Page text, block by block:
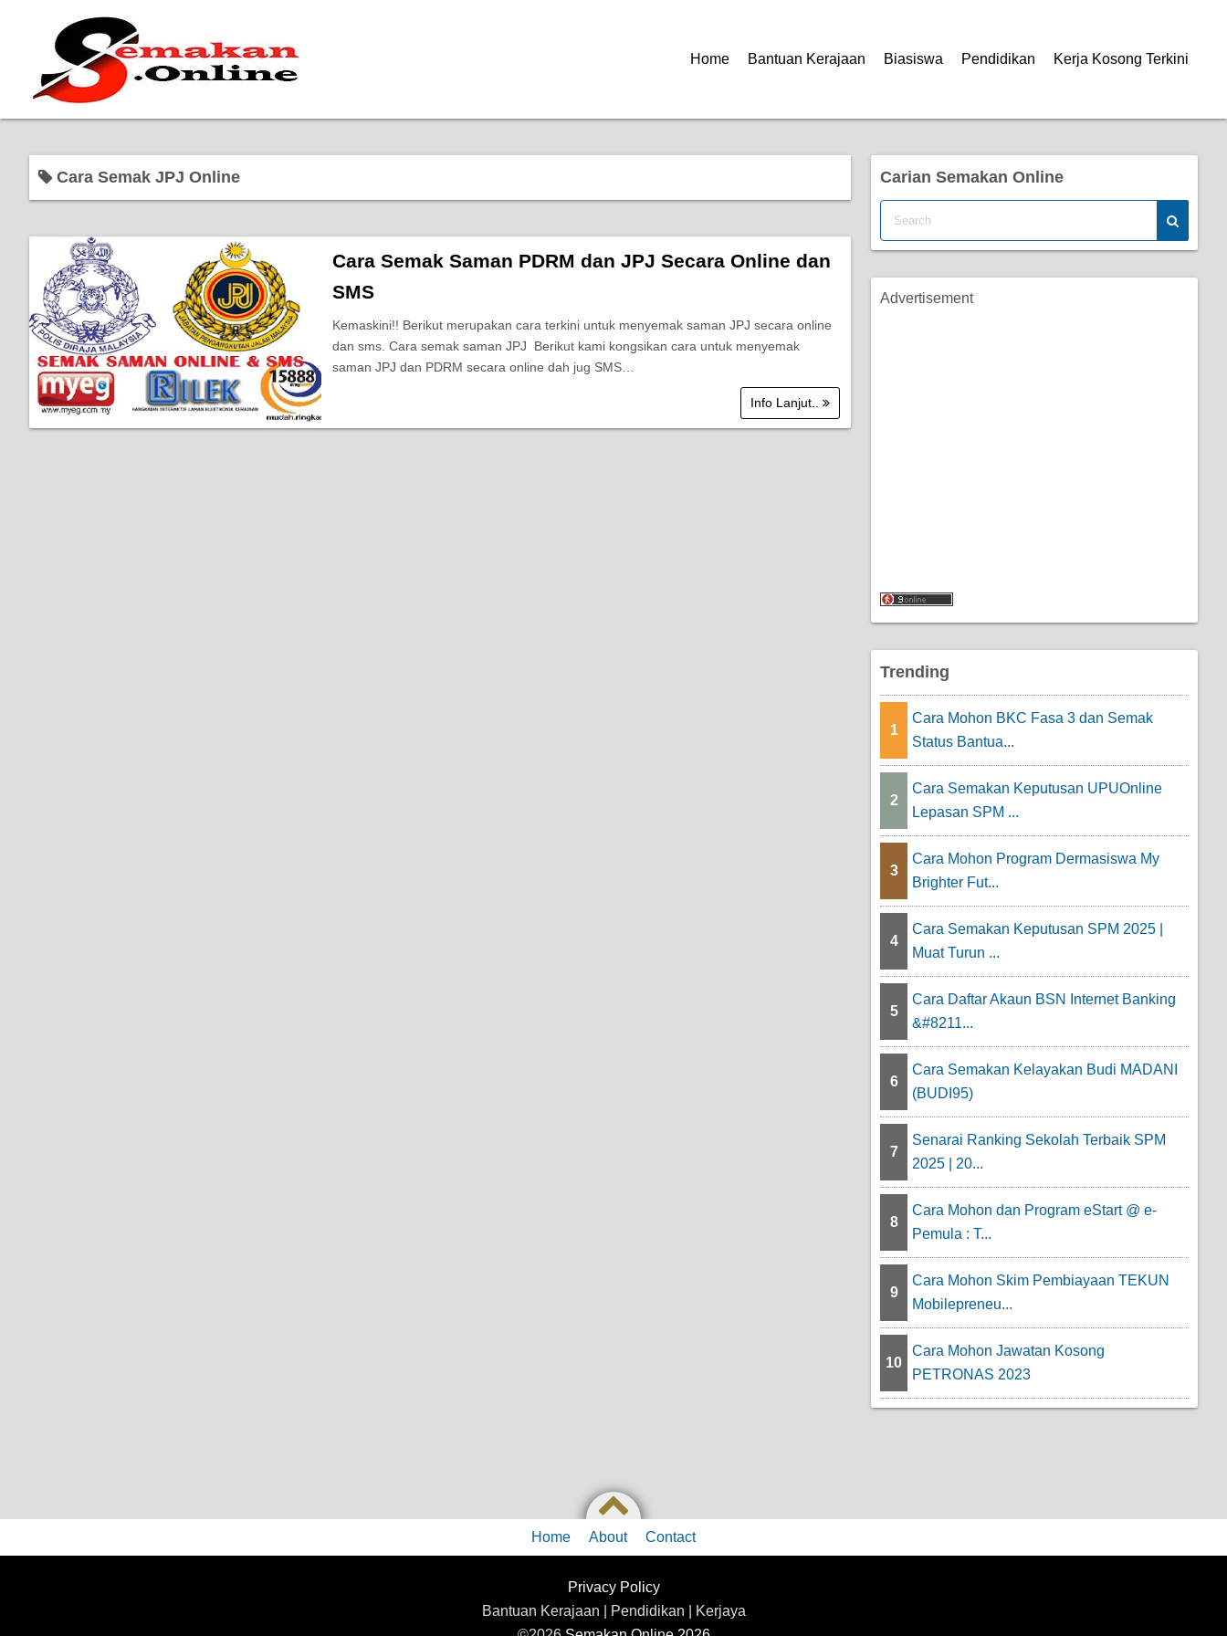
Home Bantuan Kerajaan Biasiswa Pendidikan Kerja Kosong Terkini
Cara Semak JPJ Online
Cara Semak Saman PDRM dan JPJ Secara Online dan
SMS
Kemaskini!! Berikut merupakan cara terkini untuk menyemak saman JPJ secara online
dan sms. Cara semak saman JPJ Berikut kami kongsikan cara untuk menyemak
saman JPJ dan PDRM secara online dah jug SMS…
Info Lanjut..
Carian Semakan Online
Advertisement
Trending
1
Cara Mohon BKC Fasa 3 dan Semak
Status Bantua...
2
Cara Semakan Keputusan UPUOnline
Lepasan SPM ...
3
Cara Mohon Program Dermasiswa My
Brighter Fut...
4
Cara Semakan Keputusan SPM 2025 |
Muat Turun ...
5
Cara Daftar Akaun BSN Internet Banking
&#8211...
6
Cara Semakan Kelayakan Budi MADANI
(BUDI95)
7
Senarai Ranking Sekolah Terbaik SPM
2025 | 20...
8
Cara Mohon dan Program eStart @ e-
Pemula : T...
9
Cara Mohon Skim Pembiayaan TEKUN
Mobilepreneu...
10
Cara Mohon Jawatan Kosong
PETRONAS 2023
Home About Contact
Privacy Policy
Bantuan Kerajaan | Pendidikan | Kerjaya